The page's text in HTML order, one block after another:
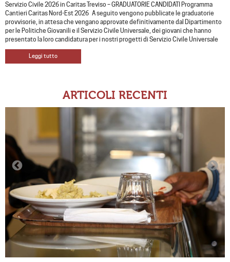
Servizio Civile 2026 in Caritas Treviso – GRADUATORIE CANDIDATI Programma
Cantieri Caritas Nord-Est 2026 A seguito vengono pubblicate le graduatorie
provvisorie, in attesa che vengano approvate definitivamente dal Dipartimento
per le Politiche Giovanili e il Servizio Civile Universale, dei giovani che hanno
presentato la loro candidatura per i nostri progetti di Servizio Civile Universale
Leggi tutto
ARTICOLI RECENTI